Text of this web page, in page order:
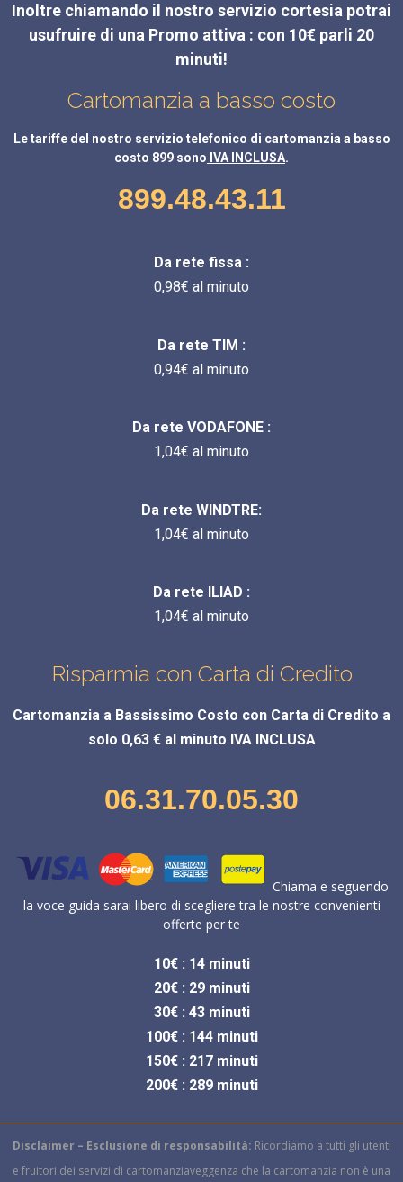
Inoltre chiamando il nostro servizio cortesia potrai
usufruire di una Promo attiva : con 10€ parli 20
minuti!
Cartomanzia a basso costo
Le tariffe del nostro servizio telefonico di cartomanzia a basso
costo 899 sono IVA INCLUSA.
899.48.43.11
Da rete fissa :
0,98€ al minuto
Da rete TIM :
0,94€ al minuto
Da rete VODAFONE :
1,04€ al minuto
Da rete WINDTRE:
1,04€ al minuto
Da rete ILIAD :
1,04€ al minuto
Risparmia con Carta di Credito
Cartomanzia a Bassissimo Costo con Carta di Credito a
solo 0,63 € al minuto IVA INCLUSA
06.31.70.05.30
Chiama e seguendo
la voce guida sarai libero di scegliere tra le nostre convenienti
offerte per te
10€ : 14 minuti
20€ : 29 minuti
30€ : 43 minuti
100€ : 144 minuti
150€ : 217 minuti
200€ : 289 minuti
Disclaimer – Esclusione di responsabilità: Ricordiamo a tutti gli utenti
e fruitori dei servizi di cartomanziaveggenza che la cartomanzia non è una